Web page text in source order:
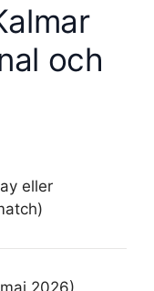
och
eller
2026)